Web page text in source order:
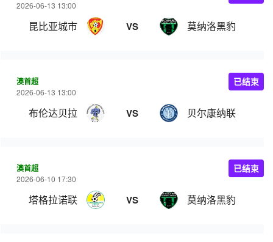
2026-06-13 13:00
昆比亚城市 VS 莫纳洛黑豹
澳首超
2026-06-13 13:00
布伦达贝拉 VS 贝尔康纳联
已结束
澳首超
2026-06-10 17:30
塔格拉诺联 VS 莫纳洛黑豹
已结束